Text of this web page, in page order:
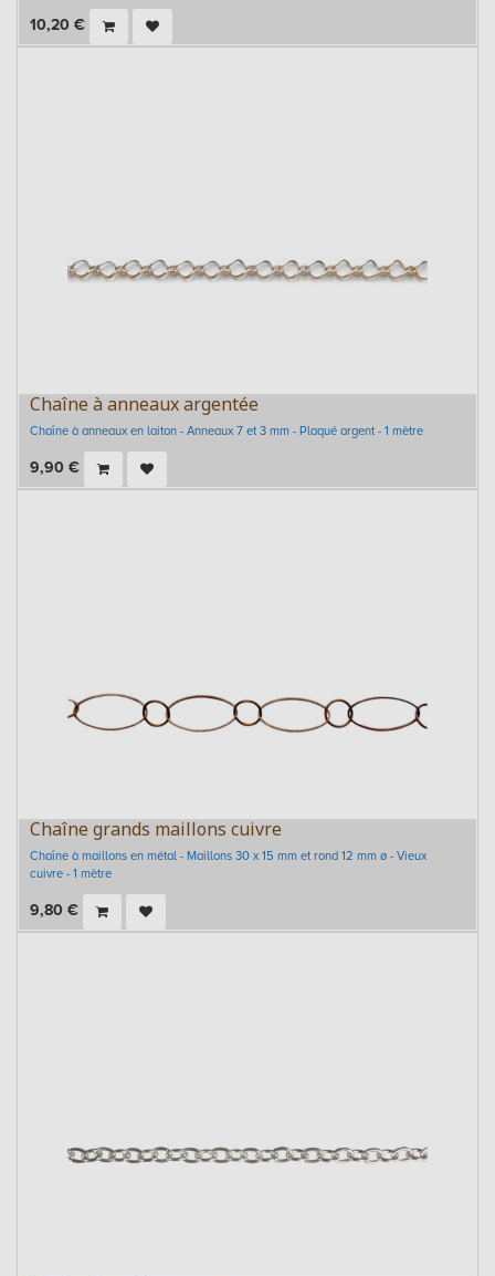
10,20 €
Chaîne à anneaux argentée
Chaîne à anneaux en laiton - Anneaux 7 et 3 mm - Plaqué argent - 1 mètre
9,90 €
Chaîne grands maillons cuivre
Chaîne à maillons en métal - Maillons 30 x 15 mm et rond 12 mm ø - Vieux
cuivre - 1 mètre
9,80 €